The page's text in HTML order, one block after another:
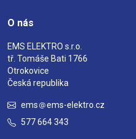
O nás
EMS ELEKTRO s.r.o.
tř. Tomáše Bati 1766
Otrokovice
Česká republika
ems
ems-elektro.cz
577 664 343